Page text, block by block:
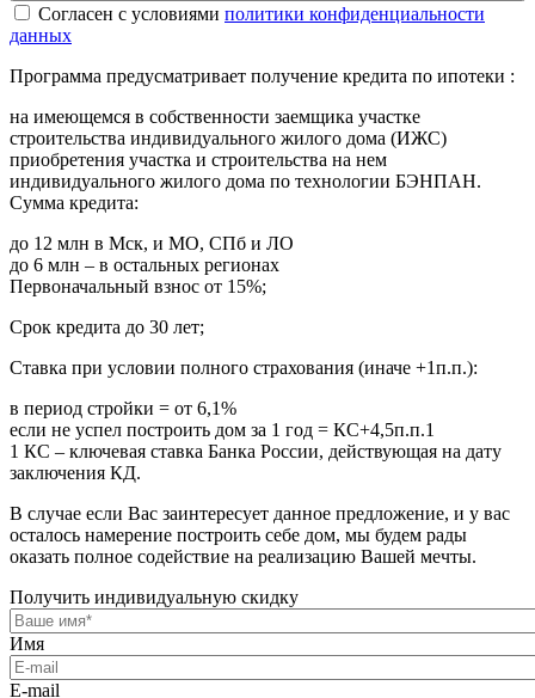
Cогласен с условиями политики конфиденциальности
данных
Программа предусматривает получение кредита по ипотеки :
на имеющемся в собственности заемщика участке
строительства индивидуального жилого дома (ИЖС)
приобретения участка и строительства на нем
индивидуального жилого дома по технологии БЭНПАН.
Сумма кредита:
до 12 млн в Мск, и МО, СПб и ЛО
до 6 млн – в остальных регионах
Первоначальный взнос от 15%;
Срок кредита до 30 лет;
Ставка при условии полного страхования (иначе +1п.п.):
в период стройки = от 6,1%
если не успел построить дом за 1 год = КС+4,5п.п.1
1 КС – ключевая ставка Банка России, действующая на дату
заключения КД.
В случае если Вас заинтересует данное предложение, и у вас
осталось намерение построить себе дом, мы будем рады
оказать полное содействие на реализацию Вашей мечты.
Получить индивидуальную скидку
Имя
E-mail